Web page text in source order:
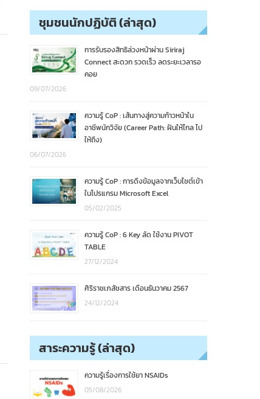
ชุมชนนักปฏิบัติ (ล่าสุด)
การรับรองสิทธิล่วงหน้าผ่าน Siriraj
Connect สะดวก รวดเร็ว ลดระยะเวลารอ
คอย
09/07/2026
ความรู้ CoP : เส้นทางสู่ความก้าวหน้าใน
อาชีพนักวิจัย (Career Path: ฝันให้ไกล ไป
ให้ถึง)
06/07/2026
ความรู้ CoP : การดึงข้อมูลจากเว็บไซต์เข้า
ในโปรแกรม Microsoft Excel
05/02/2025
ความรู้ CoP : 6 Key ลัด ใช้งาน PIVOT
TABLE
27/12/2024
ศิริราชเภสัชสาร เดือนธันวาคม 2567
24/12/2024
สาระความรู้ (ล่าสุด)
ความรู้เรื่องการใช้ยา NSAIDs
05/08/2026